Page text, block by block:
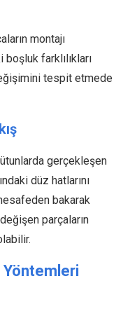
montajı
boşluk farklılıkları
tespit etmede
gerçekleşen
düz hatlarını
bakarak
parçaların
Yöntemleri